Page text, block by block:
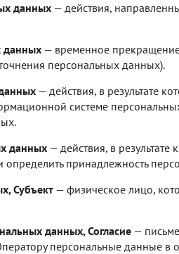
данных — действия,
данных — временное
персональных данных).
— действия, в результате
системе
данных — действия, в
принадлежность
Субъект — физическое лицо,
данных, Согласие —
персональные данные